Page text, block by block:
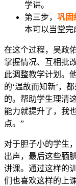
学讲。
第三步， 巩固
本可以当堂完
在这个过程，吴政
掌握情况、互相批
此调整教学计划。
的‘温故而知新’，
的。帮助学生理清
能力就提升了，我
点。”
对于胆子小的学生
出声，最后这些腼
讲课。通过这样的
们也喜欢这样的上